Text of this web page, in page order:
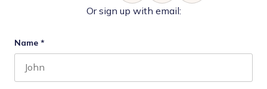
Or sign up with email:
Name *